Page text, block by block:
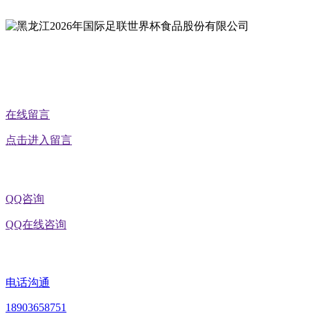
在线留言
点击进入留言
QQ咨询
QQ在线咨询
电话沟通
18903658751